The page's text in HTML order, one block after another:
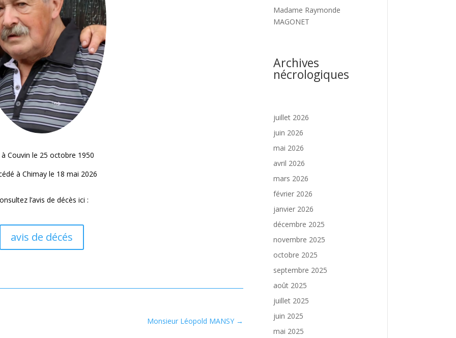
à Couvin le 25 octobre 1950
à Chimay le 18 mai 2026
l’avis de décès ici :
avis de décés
Monsieur Léopold MANSY →
Madame Raymonde
MAGONET
Archives
nécrologiques
juillet 2026
juin 2026
mai 2026
avril 2026
mars 2026
février 2026
janvier 2026
décembre 2025
novembre 2025
octobre 2025
septembre 2025
août 2025
juillet 2025
juin 2025
mai 2025